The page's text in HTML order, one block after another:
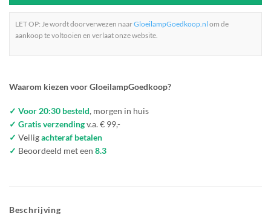
LET OP: Je wordt doorverwezen naarGloeilampGoedkoop.nl om de
aankoop te voltooien en verlaat onze website.
Waarom kiezen voor GloeilampGoedkoop?
✓ Voor 20:30 besteld, morgen in huis
✓ Gratis verzendingv.a. € 99,-
✓ Veiligachteraf betalen
✓ Beoordeeld met een 8.3
Beschrijving